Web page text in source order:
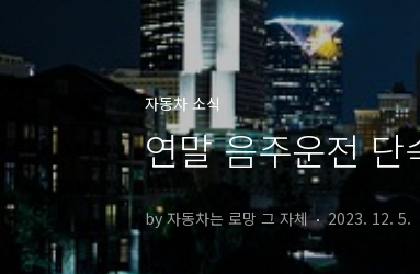
자동차 소식
연말 음주운전
by 자동차는 로망 그 자체 2023. 12. 5.